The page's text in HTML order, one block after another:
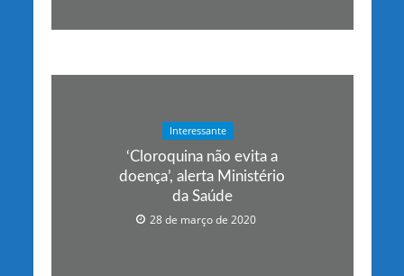
Interessante
‘Cloroquina não evita a
doença’, alerta Ministério
da Saúde
28 de março de 2020